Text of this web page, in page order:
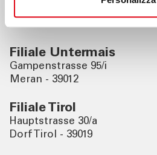
Merano - 39012
Filiale Untermais
Gampenstrasse 95/i
Meran - 39012
Filiale Tirol
Hauptstrasse 30/a
Dorf Tirol - 39019